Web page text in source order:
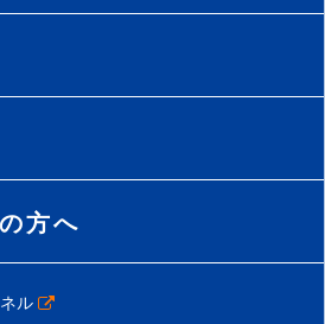
方へ
ル